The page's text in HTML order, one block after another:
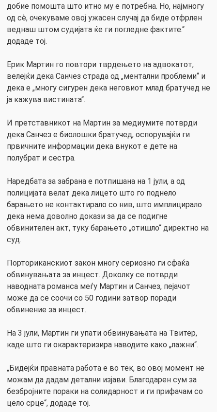
добие помошта што итно му е потребна. Но, најмногу
од сè, очекуваме овој ужасен случај да биде отфрлен
веднаш штом судијата ќе ги погледне фактите.“
додаде тој.
Ерик Мартин го повтори тврдењето на адвокатот,
велејќи дека Санчез страда од „ментални проблеми“ и
дека е „многу сигурен дека неговиот млад братучед не
ја кажува вистината“.
И претставникот на Мартин за медиумите потврди
дека Санчез е биолошки братучед, оспорувајќи ги
првичните информации дека внукот е дете на
полубрат и сестра.
Наредбата за забрана е потпишана на 1 јули, а од
полицијата велат дека лицето што го поднело
барањето не контактирало со нив, што имплицирало
дека нема доволно докази за да се подигне
обвинителен акт, туку барањето „отишло“ директно на
суд.
Порториканскиот закон многу сериозно ги сфаќа
обвинувањата за инцест. Доколку се потврди
наводната романса меѓу Мартин и Санчез, пејачот
може да се соочи со 50 години затвор поради
обвинение за инцест.
На 3 јули, Мартин ги упати обвинувањата на Твитер,
каде што ги окарактеризира наводите како „лажни“.
„Бидејќи правната работа е во тек, во овој момент не
можам да дадам детални изјави. Благодарен сум за
безбројните пораки на солидарност и ги прифачам со
цело срце“, додаде тој.